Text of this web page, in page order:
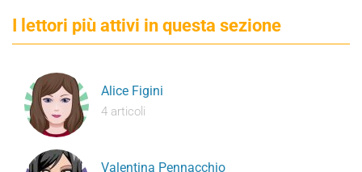
I lettori più attivi in questa sezione
Alice Figini
4 articoli
Valentina Pennacchio